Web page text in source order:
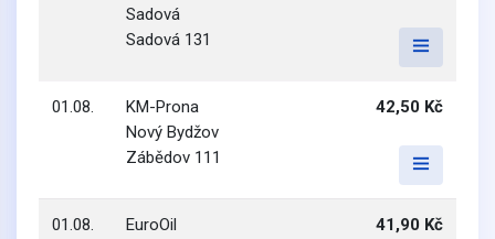
Sadová
Sadová 131
01.08.
KM-Prona
Nový Bydžov
Zábědov 111
42,50 Kč
01.08.
EuroOil
41,90 Kč